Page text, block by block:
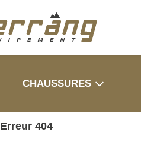
CHAUSSURES
Erreur 404